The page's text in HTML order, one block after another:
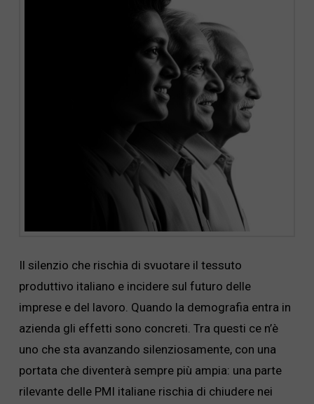
Il silenzio che rischia di svuotare il tessuto
produttivo italiano e incidere sul futuro delle
imprese e del lavoro. Quando la demografia entra in
azienda gli effetti sono concreti. Tra questi ce n’è
uno che sta avanzando silenziosamente, con una
portata che diventerà sempre più ampia: una parte
rilevante delle PMI italiane rischia di chiudere nei